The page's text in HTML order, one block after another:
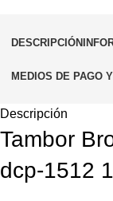
DESCRIPCIÓN
MEDIOS DE PAGO
Descripción
Tambor
dcp-1512